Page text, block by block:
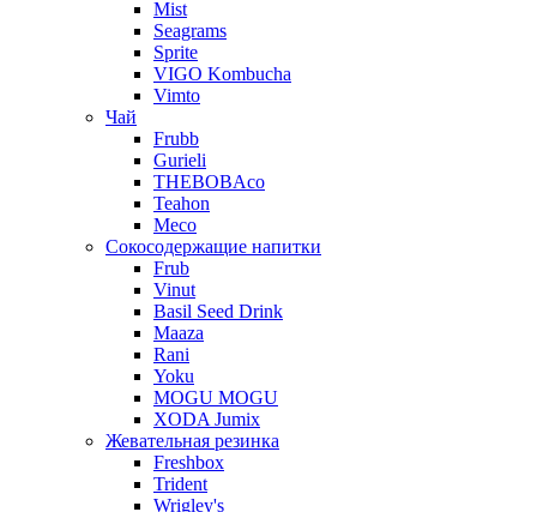
Mist
Seagrams
Sprite
VIGO Kombucha
Vimto
Чай
Frubb
Gurieli
THEBOBAco
Teahon
Meco
Сокосодержащие напитки
Frub
Vinut
Basil Seed Drink
Maaza
Rani
Yoku
MOGU MOGU
XODA Jumix
Жевательная резинка
Freshbox
Trident
Wrigley's